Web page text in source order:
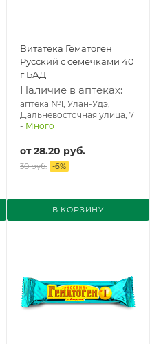
Витатека Гематоген
Русский с семечками 40
г БАД
Наличие в аптеках:
аптека №1, Улан-Удэ,
Дальневосточная улица, 7
- Много
от28.20 руб.
30 руб. -6%
В КОРЗИНУ